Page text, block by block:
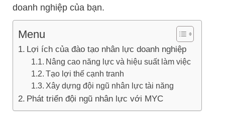
doanh nghiệp của bạn.
Menu
Lợi ích của đào tạo nhân lực doanh nghiệp
Nâng cao năng lực và hiệu suất làm việc
Tạo lợi thế cạnh tranh
Xây dựng đội ngũ nhân lực tài năng
Phát triển đội ngũ nhân lực với MYC